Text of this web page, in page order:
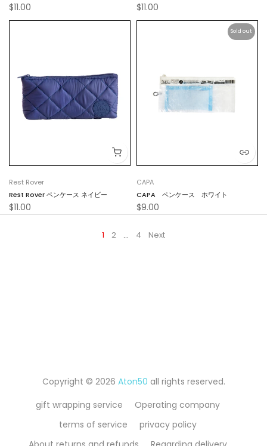
$11.00 $11.00
Rest Rover
Rest Rover ペンケース ネイビー
$11.00
Sold out
CAPA
CAPA ペンケース ホワイト
$9.00
1 2 … 4 Next
Copyright © 2026 Aton50 all rights reserved.
gift wrapping service
Operating company
terms of service
privacy policy